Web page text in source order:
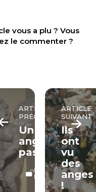
vous a plu ? Vous
le commenter ?
ARTICLE
PRÉCÉDENT
Un
ange
passe
LECTURE
LIBRE
ARTICLE
SUIVANT
Ils
ont
vu
des
anges
!